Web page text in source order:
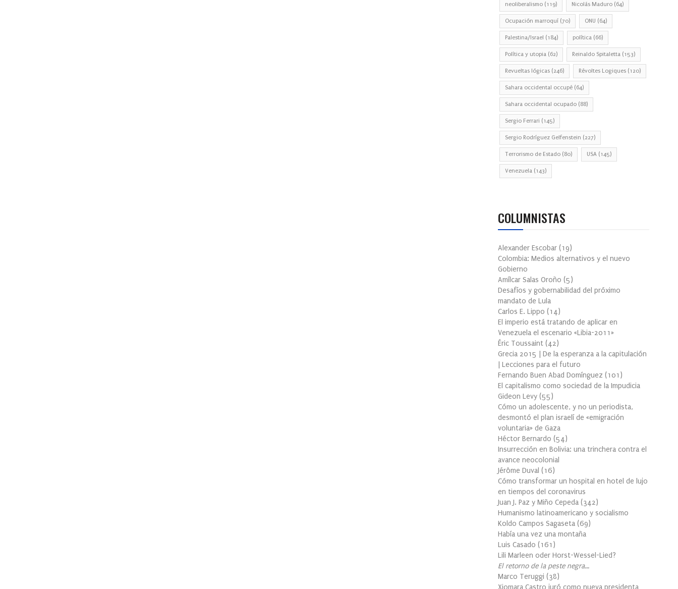
neoliberalismo (119) Nicolás Maduro (64)
Ocupación marroquí (70) ONU (64)
Palestina/Israel (184) política (66)
Política y utopia (62) Reinaldo Spitaletta (153)
Revueltas lógicas (246) Révoltes Logiques (120)
Sahara occidental occupé (64)
Sahara occidental ocupado (88)
Sergio Ferrari (145)
Sergio Rodríguez Gelfenstein (227)
Terrorismo de Estado (80) USA (145)
Venezuela (143)
COLUMNISTAS
Alexander Escobar (19)
Colombia: Medios alternativos y el nuevo
Gobierno
Amílcar Salas Oroño (5)
Desafíos y gobernabilidad del próximo
mandato de Lula
Carlos E. Lippo (14)
El imperio está tratando de aplicar en
Venezuela el escenario «Libia-2011»
Éric Toussaint (42)
Grecia 2015 | De la esperanza a la capitulación
| Lecciones para el futuro
Fernando Buen Abad Domínguez (101 )
El capitalismo como sociedad de la Impudicia
Gideon Levy (55)
Cómo un adolescente, y no un periodista,
desmontó el plan israelí de «emigración
voluntaria» de Gaza
Héctor Bernardo (54)
Insurrección en Bolivia: una trinchera contra el
avance neocolonial
Jérôme Duval (16)
Cómo transformar un hospital en hotel de lujo
en tiempos del coronavirus
Juan J. Paz y Miño Cepeda (342)
Humanismo latinoamericano y socialismo
Koldo Campos Sagaseta (69)
Había una vez una montaña
Luis Casado (161 )
Lili Marleen oder Horst-Wessel-Lied?
El retorno de la peste negra…
Marco Teruggi (38)